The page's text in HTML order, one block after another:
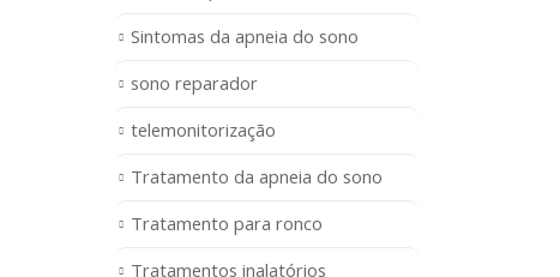
Sintomas da apneia do sono
sono reparador
telemonitorização
Tratamento da apneia do sono
Tratamento para ronco
Tratamentos inalatórios